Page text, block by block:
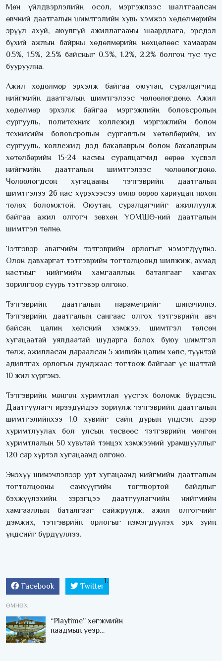
Мөн үйлдвэрлэлийн осол, мэргэжлээс шалтгаалсан
өвчний даатгалын шимтгэлийн хувь хэмжээ хөдөлмөрийн
эрүүл ахуй, аюулгүй ажиллагааны шаардлага, эрсдэл
бүхий ажлын байрны хөдөлмөрийн нөхцөлөөс хамааран
0.5%, 1.5%, 2.5% байсныг 0.3%, 1.2%, 2.2% болгон тус тус
бууруулна.
Ажил хөдөлмөр эрхэлж байгаа оюутан, суралцагчид
нийгмийн даатгалын шимтгэлээс чөлөөлөгдөнө. Ажил
хөдөлмөр эрхэлж байгаа мэргэжлийн боловсролын
сургууль, политехник коллежид мэргэжлийн болон
техникийн боловсролын сургалтын хөтөлбөрийн, их
сургууль, коллежид дэд бакалаврын болон бакалаврын
хөтөлбөрийн 15-24 насны суралцагчид өөрөө хүсвэл
нийгмийн даатгалын шимтгэлээс чөлөөлөгдөнө.
Чөлөөлөгдсөн хугацааны тэтгэврийн даатгалын
шимтгэлээ 26 нас хүрэхээсээ өмнө өөрөө хариуцан нөхөн
төлөх боломжтой. Оюутан, суралцагчийг ажиллуулж
байгаа ажил олгогч зөвхөн ҮОМШӨ-ний даатгалын
шимтгэл төлнө.
Тэтгэвэр авагчийн тэтгэврийн орлогыг нэмэгдүүлнэ.
Олон давхаргат тэтгэврийн тогтолцоонд шилжиж, ахмад
настныг нийгмийн хамгааллын баталгааг хангах
зорилгоор суурь тэтгэвэр олгоно.
Тэтгэврийн даатгалын параметрийг шинэчилнэ.
Тэтгэврийн даатгалын сангаас олгох тэтгэврийн авч
байсан цалин хөлсний хэмжээ, шимтгэл төлсөн
хугацаатай уялдаатай шударга болох буюу шимтгэл
төлж, ажилласан дараалсан 5 жилийн цалин хөлс, түүнтэй
адилтгах орлогын дунджаас тогтоож байгааг үе шаттай
10 жил хүргэнэ.
Тэтгэврийн мөнгөн хуримтлал үүсгэх боломж бүрдсэн.
Даатгуулагч ирээдүйдээ зориулж тэтгэврийн даатгалын
шимтгэлийнхээ 1.0 хувийг сайн дурын үндсэн дээр
хуримтлуулах бол улсын төсвөөс тэтгэврийн мөнгөн
хуримтлалын 50 хувьтай тэнцэх хэмжээний урамшууллыг
120 сар хүртэл хугацаанд олгоно.
Энэхүү шинэчлэлээр урт хугацаанд нийгмийн даатгалын
тогтолцооны санхүүгийн тогтвортой байдлыг
бэхжүүлэхийн зэрэгцээ даатгуулагчийн нийгмийн
хамгааллын баталгааг сайжруулж, ажил олгогчийг
дэмжих, тэтгэврийн орлогыг нэмэгдүүлэх эрх зүйн
үндсийг бүрдүүллээ.
Facebook Twitter
ӨМНӨХ
“Playtime” хөгжмийн
наадмын үеэр